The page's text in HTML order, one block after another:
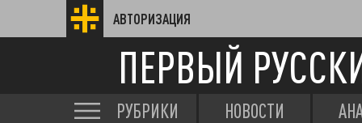
АВТОРИЗАЦИЯ
ПЕРВЫЙ
РУБРИКИ НОВОСТИ